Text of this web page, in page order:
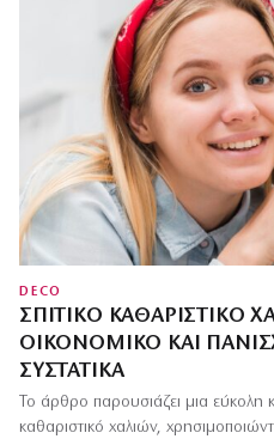
DECO
ΣΠΙΤΙΚΌ ΚΑΘΑΡΙΣΤΙΚΌ
ΟΙΚΟΝΟΜΙΚΌ ΚΑΙ
ΣΥΣΤΑΤΙΚΆ
Το άρθρο παρουσιάζει μια εύκολη
καθαριστικό χαλιών,